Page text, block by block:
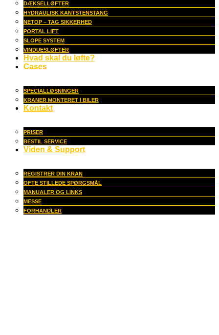
DÆKSELLØFTER
HYDRAULISK KANTSTENSTANG
NETOP – TAG SIKKERHED
PORTAL LIFT
SLOPE SYSTEM
VINDUESLØFTER
Hvad skal du løfte?
Cases
SPECIALLØSNINGER
KRANER MONTERET I BILER
Kontakt
PRISER
BESTIL SERVICE
Viden & Support
REGISTRER DIN KRAN
OFTE STILLEDE SPØRGSMÅL
MANUALER OG LINKS
MESSE
FORHANDLER